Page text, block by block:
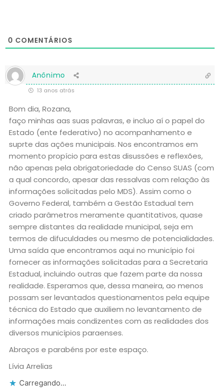
0 COMENTÁRIOS
Anônimo
13 anos atrás
Bom dia, Rozana,
faço minhas aas suas palavras, e incluo aí o papel do
Estado (ente federativo) no acompanhamento e
suprte das ações municipais. Nos encontramos em
momento propício para estas disussões e reflexões,
não apenas pela obrigatoriedade do Censo SUAS (com
a qual concordo, apesar das ressalvas com relação às
informações solicitadas pelo MDS). Assim como o
Governo Federal, também a Gestão Estadual tem
criado parâmetros meramente quantitativos, quase
sempre distantes da realidade municipal, seja em
termos de difuculdades ou mesmo de potencialidades.
Uma saída que encontramos aqui no município foi
fornecer as informações solicitadas para a Secretaria
Estadual, incluindo outras que fazem parte da nossa
realidade. Esperamos que, dessa maneira, ao menos
possam ser levantados questionamentos pela equipe
técnica do Estado que auxiliem no levantamento de
informações mais condizentes com as realidades dos
diversos municípios paraenses.
Abraços e parabéns por este espaço.
Lívia Arrelias
Carregando...